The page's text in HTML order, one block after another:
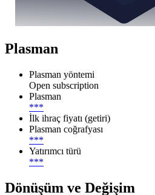
Plasman
Plasman yöntemi
Open subscription
Plasman
***
İlk ihraç fiyatı (getiri)
Plasman coğrafyası
***
Yatırımcı türü
***
Dönüşüm ve Değişim